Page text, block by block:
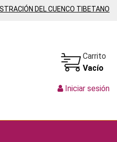
DEL CUENCO TIBETANO
Carrito
Vacío
Iniciar sesión